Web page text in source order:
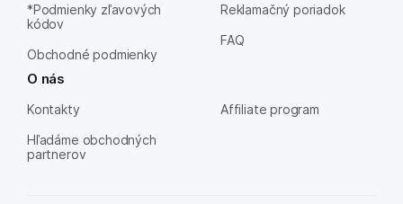
*Podmienky zľavových
kódov
Obchodné podmienky
Reklamačný poriadok
FAQ
O nás
Kontakty
Hľadáme obchodných
partnerov
Affiliate program